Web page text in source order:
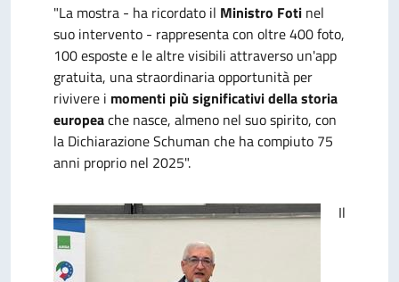
"La mostra - ha ricordato il Ministro Foti nel
suo intervento - rappresenta con oltre 400 foto,
100 esposte e le altre visibili attraverso un'app
gratuita, una straordinaria opportunità per
rivivere i momenti più significativi della storia
europeache nasce, almeno nel suo spirito, con
la Dichiarazione Schuman che ha compiuto 75
anni proprio nel 2025".
Il